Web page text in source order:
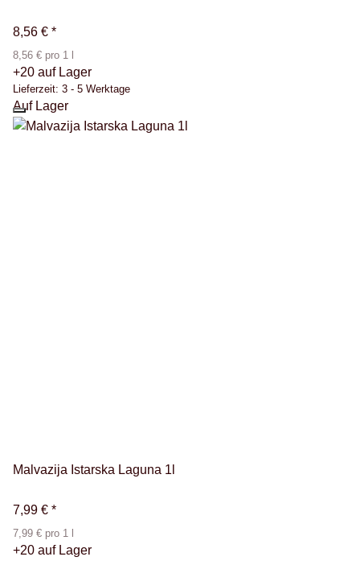
8,56 € *
8,56 € pro 1 l
+20 auf Lager
Lieferzeit: 3 - 5 Werktage
Auf Lager
Malvazija Istarska Laguna 1l
7,99 € *
7,99 € pro 1 l
+20 auf Lager